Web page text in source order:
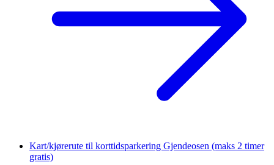
Kart/kjørerute til korttidsparkering Gjendeosen (maks 2 timer
gratis)